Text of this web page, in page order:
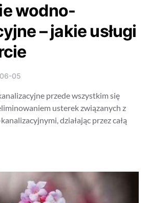
wodno-
– jakie usługi
05
przede wszystkim się
usterek związanych z
działając przez całą